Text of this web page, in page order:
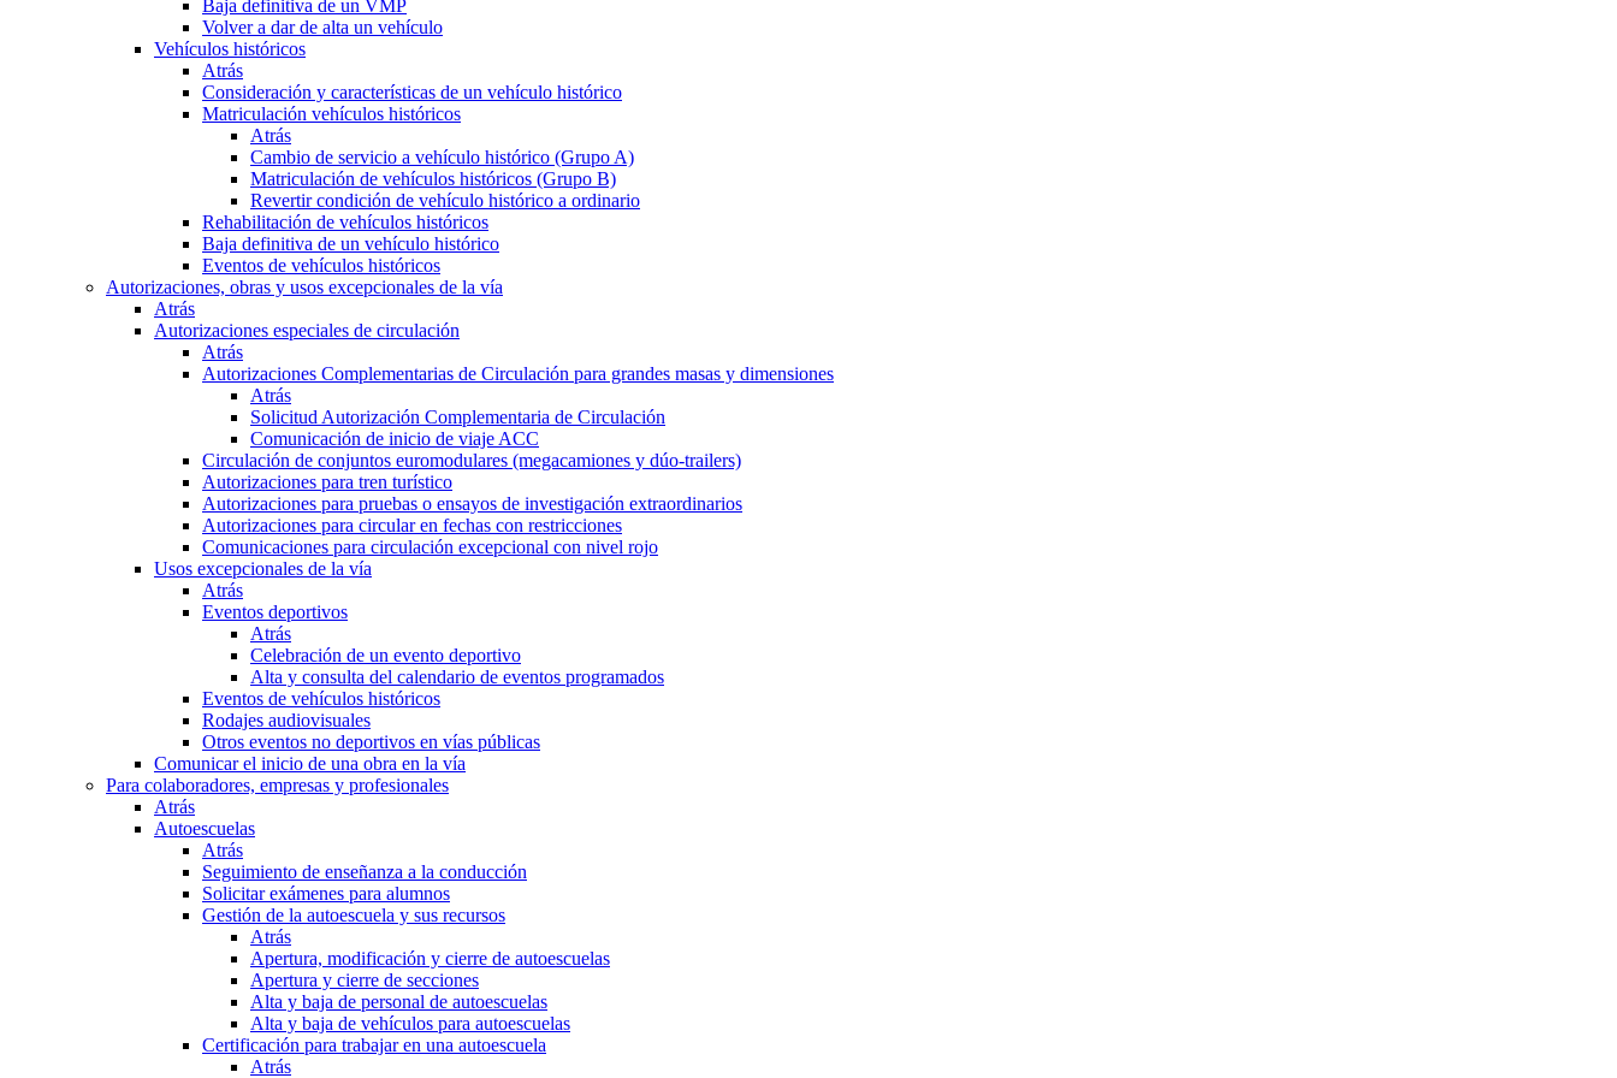
Baja definitiva de un VMP
Volver a dar de alta un vehículo
Vehículos históricos
Atrás
Consideración y características de un vehículo histórico
Matriculación vehículos históricos
Atrás
Cambio de servicio a vehículo histórico (Grupo A)
Matriculación de vehículos históricos (Grupo B)
Revertir condición de vehículo histórico a ordinario
Rehabilitación de vehículos históricos
Baja definitiva de un vehículo histórico
Eventos de vehículos históricos
Autorizaciones, obras y usos excepcionales de la vía
Atrás
Autorizaciones especiales de circulación
Atrás
Autorizaciones Complementarias de Circulación para grandes masas y dimensiones
Atrás
Solicitud Autorización Complementaria de Circulación
Comunicación de inicio de viaje ACC
Circulación de conjuntos euromodulares (megacamiones y dúo-trailers)
Autorizaciones para tren turístico
Autorizaciones para pruebas o ensayos de investigación extraordinarios
Autorizaciones para circular en fechas con restricciones
Comunicaciones para circulación excepcional con nivel rojo
Usos excepcionales de la vía
Atrás
Eventos deportivos
Atrás
Celebración de un evento deportivo
Alta y consulta del calendario de eventos programados
Eventos de vehículos históricos
Rodajes audiovisuales
Otros eventos no deportivos en vías públicas
Comunicar el inicio de una obra en la vía
Para colaboradores, empresas y profesionales
Atrás
Autoescuelas
Atrás
Seguimiento de enseñanza a la conducción
Solicitar exámenes para alumnos
Gestión de la autoescuela y sus recursos
Atrás
Apertura, modificación y cierre de autoescuelas
Apertura y cierre de secciones
Alta y baja de personal de autoescuelas
Alta y baja de vehículos para autoescuelas
Certificación para trabajar en una autoescuela
Atrás